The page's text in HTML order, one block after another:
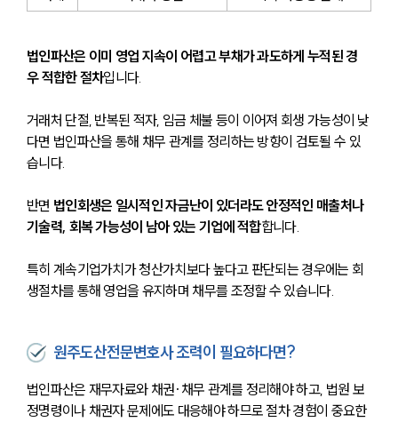
법인파산은 이미 영업 지속이 어렵고 부채가 과도하게 누적된 경
우 적합한 절차입니다.
거래처 단절, 반복된 적자, 임금 체불 등이 이어져 회생 가능성이 낮
다면 법인파산을 통해 채무 관계를 정리하는 방향이 검토될 수 있
습니다.
반면 법인회생은 일시적인 자금난이 있더라도 안정적인 매출처나
기술력, 회복 가능성이 남아 있는 기업에 적합합니다.
특히 계속기업가치가 청산가치보다 높다고 판단되는 경우에는 회
생절차를 통해 영업을 유지하며 채무를 조정할 수 있습니다.
원주도산전문변호사 조력이 필요하다면?
법인파산은 재무자료와 채권·채무 관계를 정리해야 하고, 법원 보
정명령이나 채권자 문제에도 대응해야 하므로 절차 경험이 중요한